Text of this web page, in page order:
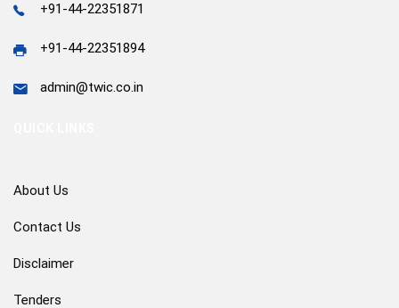
+91-44-22351871
+91-44-22351894
admin@twic.co.in
About Us
Contact Us
Disclaimer
Tenders